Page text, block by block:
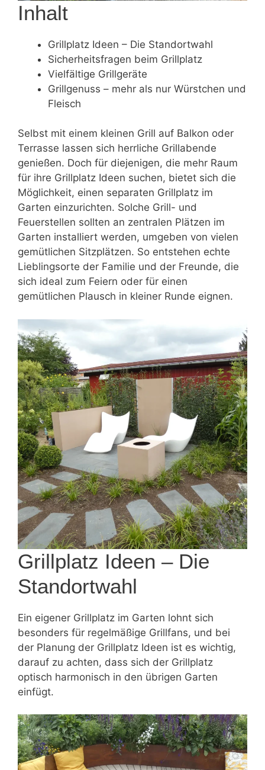
Inhalt
Grillplatz Ideen – Die Standortwahl
Sicherheitsfragen beim Grillplatz
Vielfältige Grillgeräte
Grillgenuss – mehr als nur Würstchen und
Fleisch
Selbst mit einem kleinen Grill auf Balkon oder
Terrasse lassen sich herrliche Grillabende
genießen. Doch für diejenigen, die mehr Raum
für ihre Grillplatz Ideen suchen, bietet sich die
Möglichkeit, einen separaten Grillplatz im
Garten einzurichten. Solche Grill- und
Feuerstellen sollten an zentralen Plätzen im
Garten installiert werden, umgeben von vielen
gemütlichen Sitzplätzen. So entstehen echte
Lieblingsorte der Familie und der Freunde, die
sich ideal zum Feiern oder für einen
gemütlichen Plausch in kleiner Runde eignen.
Grillplatz Ideen – Die
Standortwahl
Ein eigener Grillplatz im Garten lohnt sich
besonders für regelmäßige Grillfans, und bei
der Planung der Grillplatz Ideen ist es wichtig,
darauf zu achten, dass sich der Grillplatz
optisch harmonisch in den übrigen Garten
einfügt.